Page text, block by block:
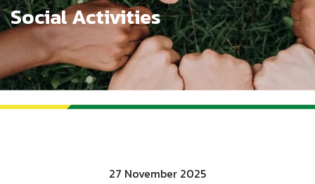
Social Activities
27 November 2025